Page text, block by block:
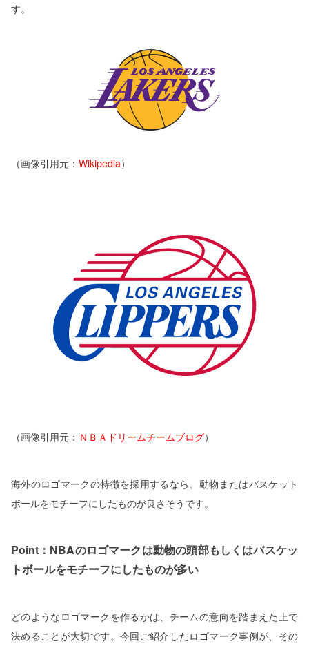
す。
（画像引用元： Wikipedia）
（画像引用元： ＮＢＡドリームチームブログ）
海外のロゴマークの特徴を採用するなら、動物またはバスケット
ボールをモチーフにしたものが良さそうです。
Point：NBAのロゴマークは動物の頭部もしくはバスケッ
トボールをモチーフにしたものが多い
どのようなロゴマークを作るかは、チームの意向を踏まえた上で
決めることが大切です。今回ご紹介したロゴマーク事例が、その